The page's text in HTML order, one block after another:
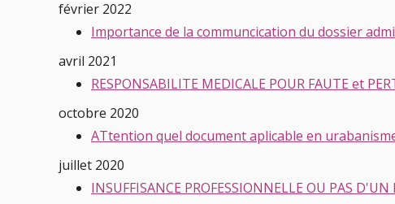
février 2022
Importance de la communcication du dossier
avril 2021
RESPONSABILITE MEDICALE POUR FAUTE et
octobre 2020
ATtention quel document aplicable en
juillet 2020
INSUFFISANCE PROFESSIONNELLE OU PAS